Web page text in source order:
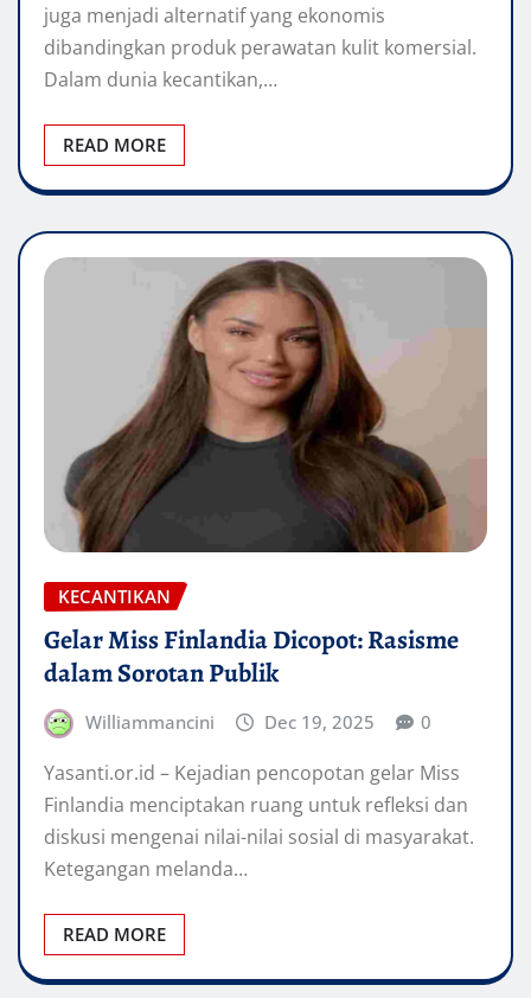
juga menjadi alternatif yang ekonomis
dibandingkan produk perawatan kulit komersial.
Dalam dunia kecantikan,…
READ MORE
KECANTIKAN
Gelar Miss Finlandia Dicopot: Rasisme
dalam Sorotan Publik
Williammancini Dec 19, 2025 0
Yasanti.or.id – Kejadian pencopotan gelar Miss
Finlandia menciptakan ruang untuk refleksi dan
diskusi mengenai nilai-nilai sosial di masyarakat.
Ketegangan melanda…
READ MORE